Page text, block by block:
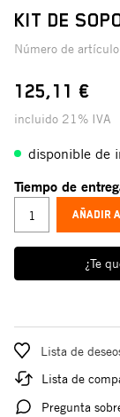
KIT DE
Número de
125,11 €
incluido 21% IVA
disponible de
Tiempo de
¿Te
AÑADIR
Lista de
Lista de
Pregunta